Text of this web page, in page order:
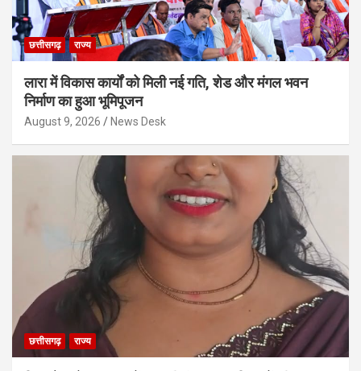
छत्तीसगढ़ राज्य
लारा में विकास कार्यों को मिली नई गति, शेड और मंगल भवन
निर्माण का हुआ भूमिपूजन
August 9, 2026 News Desk
छत्तीसगढ़ राज्य